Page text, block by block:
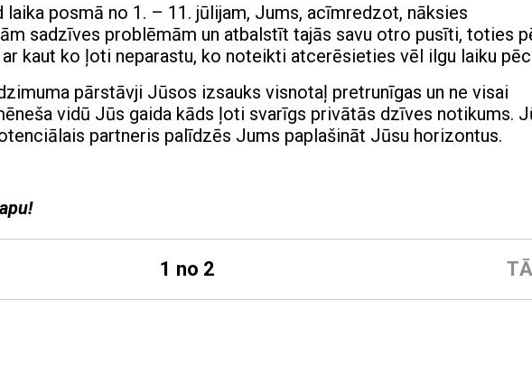
posmā no 1. – 11. jūlijam, Jums, acīmredzot, nāksies
sadzīves problēmām un atbalstīt tajās savu otro pusīti, toties
kaut ko ļoti neparastu, ko noteikti atcerēsieties vēl ilgu laiku
pārstāvji Jūsos izsauks visnotaļ pretrunīgas un ne visai
vidū Jūs gaida kāds ļoti svarīgs privātās dzīves notikums.
partneris palīdzēs Jums paplašināt Jūsu horizontus.
1 no 2